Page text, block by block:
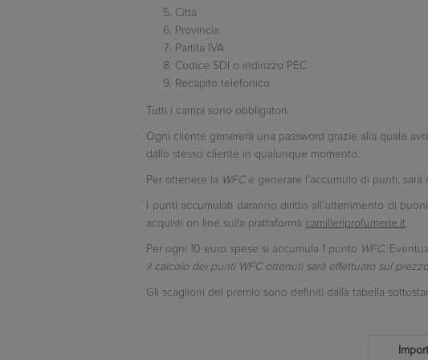
Città
Provincia
Partita IVA
Codice SDI o indirizzo PEC
Recapito telefonico
Tutti i campi sono obbligatori.
Ogni cliente genererà una password grazie alla quale
dallo stesso cliente in qualunque momento.
Per ottenere la WFCe generare l’accumulo di punti,
I punti accumulati daranno diritto all’ottenimento di
acquisti on line sulla piattaforma camilleriprofumerie.it.
Per ogni 10 euro spese si accumula 1 punto WFC.
il calcolo dei punti WFC ottenuti sarà effettuato sul
Gli scaglioni del premio sono definiti dalla tabella